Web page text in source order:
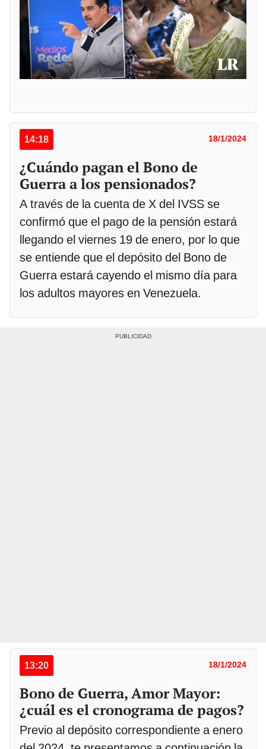
14:18 18/1/2024
¿Cuándo pagan el Bono de
Guerra a los pensionados?
A través de la cuenta de X del IVSS se
confirmó que el pago de la pensión estará
llegando el viernes 19 de enero, por lo que
se entiende que el depósito del Bono de
Guerra estará cayendo el mismo día para
los adultos mayores en Venezuela.
13:20 18/1/2024
Bono de Guerra, Amor Mayor:
¿cuál es el cronograma de pagos?
Previo al depósito correspondiente a enero